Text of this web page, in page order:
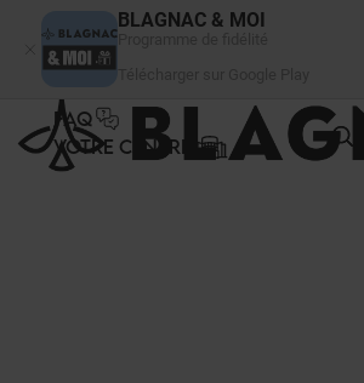
BLAGNAC & MOI
FAQ
VOTRE CENTRE
Panneau de gestion des cookies